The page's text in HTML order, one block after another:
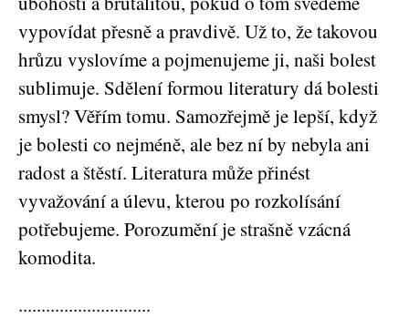
vypovídat přesně a pravdivě. Už to, že takovou
hrůzu vyslovíme a pojmenujeme ji, naši bolest
sublimuje. Sdělení formou literatury dá bolesti
smysl? Věřím tomu. Samozřejmě je lepší, když
je bolesti co nejméně, ale bez ní by nebyla ani
radost a štěstí. Literatura může přinést
vyvažování a úlevu, kterou po rozkolísání
potřebujeme. Porozumění je strašně vzácná
komodita.
.............................